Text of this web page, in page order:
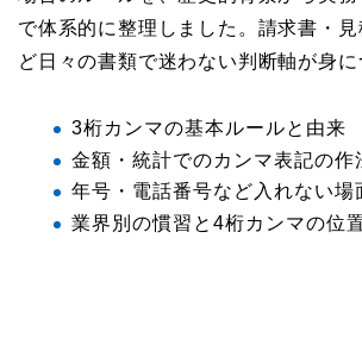
で体系的に整理しました。請求書・
ど日々の書類で迷わない判断軸が身に
3桁カンマの基本ルールと由来
金額・統計でのカンマ表記の作
年号・電話番号など入れない場
業界別の慣習と4桁カンマの位